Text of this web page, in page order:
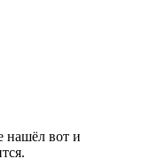
нашёл вот и